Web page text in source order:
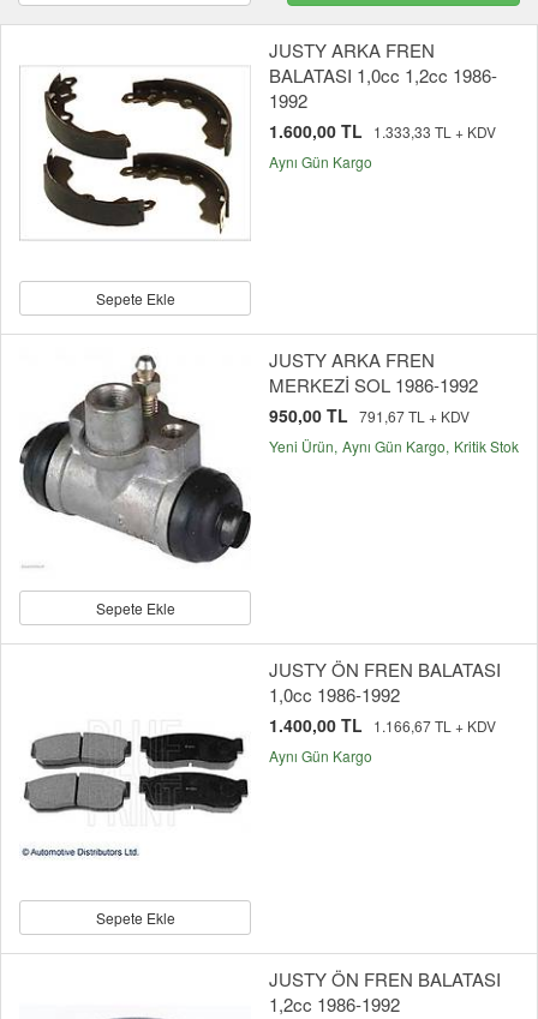
Sepete Ekle
JUSTY ARKA FREN
BALATASI 1,0cc 1,2cc 1986-
1992
1.600,00 TL
1.333,33 TL + KDV
Aynı Gün Kargo
Sepete Ekle
JUSTY ARKA FREN
MERKEZİ SOL 1986-1992
950,00 TL 791,67 TL + KDV
Yeni Ürün Aynı Gün Kargo Kritik Stok
Sepete Ekle
JUSTY ÖN FREN BALATASI
1,0cc 1986-1992
1.400,00 TL
1.166,67 TL + KDV
Aynı Gün Kargo
JUSTY ÖN FREN BALATASI
1,2cc 1986-1992